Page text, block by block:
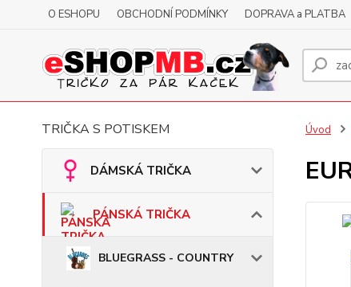
O ESHOPU OBCHODNÍ PODMÍNKY DOPRAVA a PLATBA
TRIČKA S POTISKEM
DÁMSKÁ TRIČKA
PÁNSKÁ TRIČKA
BLUEGRASS - COUNTRY
Úvod